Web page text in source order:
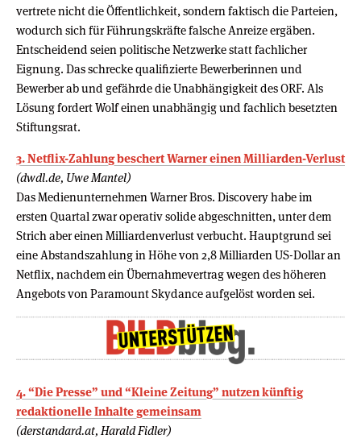
vertrete nicht die Öffentlichkeit, sondern faktisch die Parteien,
wodurch sich für Führungskräfte falsche Anreize ergäben.
Entscheidend seien politische Netzwerke statt fachlicher
Eignung. Das schrecke qualifizierte Bewerberinnen und
Bewerber ab und gefährde die Unabhängigkeit des ORF. Als
Lösung fordert Wolf einen unabhängig und fachlich besetzten
Stiftungsrat.
3. Netflix-Zahlung beschert Warner einen Milliarden-Verlust
(dwdl.de, Uwe Mantel)
Das Medienunternehmen Warner Bros. Discovery habe im
ersten Quartal zwar operativ solide abgeschnitten, unter dem
Strich aber einen Milliardenverlust verbucht. Hauptgrund sei
eine Abstandszahlung in Höhe von 2,8 Milliarden US-Dollar an
Netflix, nachdem ein Übernahmevertrag wegen des höheren
Angebots von Paramount Skydance aufgelöst worden sei.
4. “Die Presse” und “Kleine Zeitung” nutzen künftig
redaktionelle Inhalte gemeinsam
(derstandard.at, Harald Fidler)